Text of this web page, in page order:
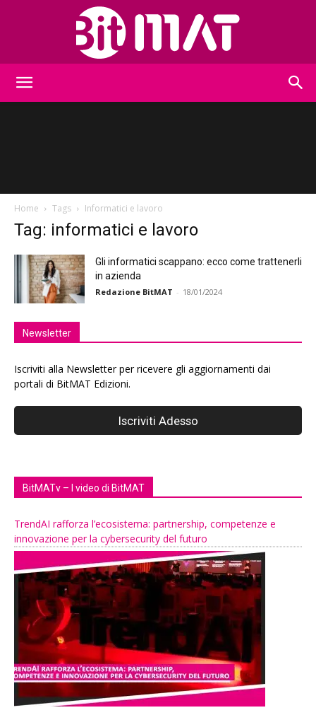
Home Tags Informatici e lavoro
Tag: informatici e lavoro
Gli informatici scappano: ecco come trattenerli
in azienda
Redazione BitMAT - 18/01/2024
Newsletter
Iscriviti alla Newsletter per ricevere gli aggiornamenti dai
portali di BitMAT Edizioni.
BitMATv – I video di BitMAT
TrendAI rafforza l’ecosistema: partnership, competenze e
innovazione per la cybersecurity del futuro